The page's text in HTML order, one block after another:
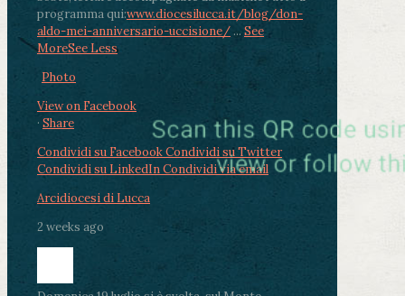
programma qui:www.diocesilucca.it/blog/don-
aldo-mei-anniversario-uccisione/... See
MoreSee Less
Photo
View on Facebook
· Share
Condividi su FacebookCondividi su Twitter
Condividi su LinkedInCondividi via email
Arcidiocesi di Lucca
2 weeks ago